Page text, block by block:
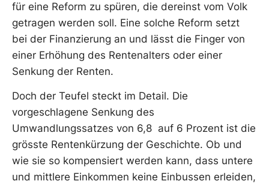
für eine Reform zu spüren, die dereinst vom Volk
getragen werden soll. Eine solche Reform setzt
bei der Finanzierung an und lässt die Finger von
einer Erhöhung des Rentenalters oder einer
Senkung der Renten.
Doch der Teufel steckt im Detail. Die
vorgeschlagene Senkung des
Umwandlungssatzes von 6,8 auf 6 Prozent ist die
grösste Rentenkürzung der Geschichte. Ob und
wie sie so kompensiert werden kann, dass untere
und mittlere Einkommen keine Einbussen erleiden,